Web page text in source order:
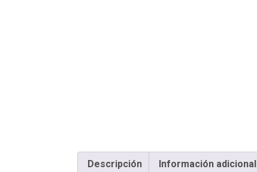
Descripción Información adicional